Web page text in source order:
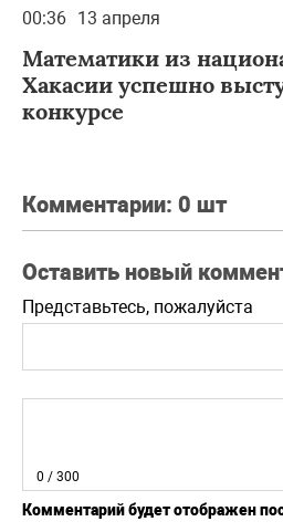
00:36 13 апреля
Математики из
Хакасии успешно
конкурсе
Комментарии: 0 шт
Оставить новый
Представьтесь, пожалуйста
0 / 300
Комментарий будет отображен